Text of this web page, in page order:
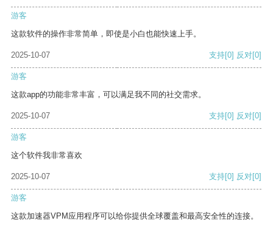
游客
这款软件的操作非常简单，即使是小白也能快速上手。
2025-10-07 支持[0] 反对[0]
游客
这款app的功能非常丰富，可以满足我不同的社交需求。
2025-10-07 支持[0] 反对[0]
游客
这个软件我非常喜欢
2025-10-07 支持[0] 反对[0]
游客
这款加速器VPM应用程序可以给你提供全球覆盖和最高安全性的连接。